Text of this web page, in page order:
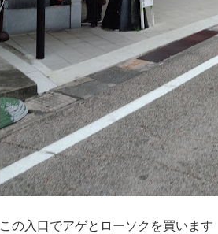
この入口でアゲとローソクを買います